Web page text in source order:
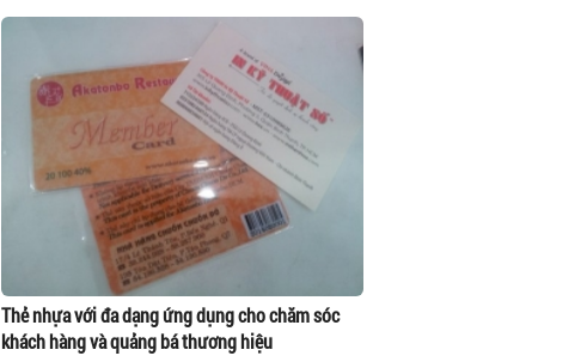
Thẻ nhựa với đa dạng ứng dụng cho chăm sóc
khách hàng và quảng bá thương hiệu